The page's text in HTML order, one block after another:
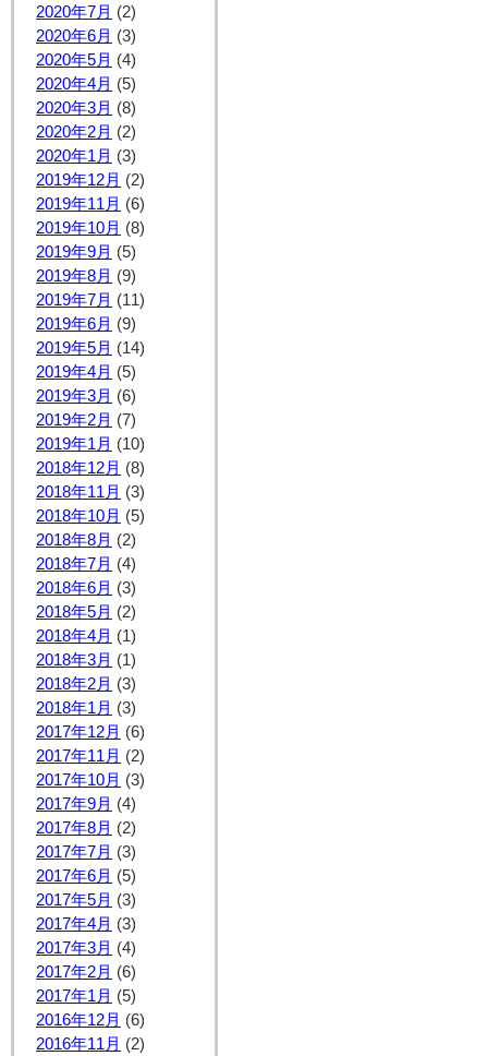
2020年7月 (2)
2020年6月 (3)
2020年5月 (4)
2020年4月 (5)
2020年3月 (8)
2020年2月 (2)
2020年1月 (3)
2019年12月 (2)
2019年11月 (6)
2019年10月 (8)
2019年9月 (5)
2019年8月 (9)
2019年7月 (11)
2019年6月 (9)
2019年5月 (14)
2019年4月 (5)
2019年3月 (6)
2019年2月 (7)
2019年1月 (10)
2018年12月 (8)
2018年11月 (3)
2018年10月 (5)
2018年8月 (2)
2018年7月 (4)
2018年6月 (3)
2018年5月 (2)
2018年4月 (1)
2018年3月 (1)
2018年2月 (3)
2018年1月 (3)
2017年12月 (6)
2017年11月 (2)
2017年10月 (3)
2017年9月 (4)
2017年8月 (2)
2017年7月 (3)
2017年6月 (5)
2017年5月 (3)
2017年4月 (3)
2017年3月 (4)
2017年2月 (6)
2017年1月 (5)
2016年12月 (6)
2016年11月 (2)